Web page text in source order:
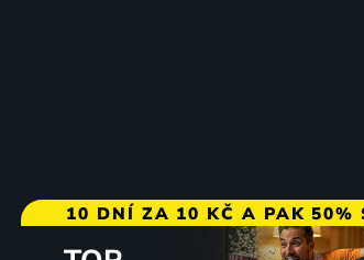
10 DNÍ ZA 10 KČ A PAK 50%